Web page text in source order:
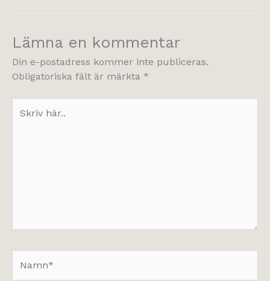
Lämna en kommentar
Din e-postadress kommer inte publiceras.
Obligatoriska fält är märkta *
här..